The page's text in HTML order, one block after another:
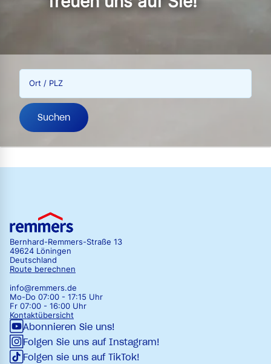
Ort / PLZ
Suchen
Bernhard-Remmers-Straße 13
49624 Löningen
Deutschland
Route berechnen
info@remmers.de
Mo-Do 07:00 - 17:15 Uhr
Fr 07:00 - 16:00 Uhr
Kontaktübersicht
Abonnieren Sie uns!
Folgen Sie uns auf Instagram!
Folgen sie uns auf TikTok!